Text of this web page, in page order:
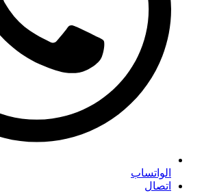
الواتساب
اتصال